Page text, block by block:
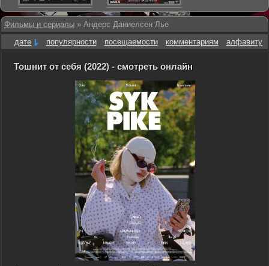
Фильмы и сериалы » Андерс Даниелсен Лье
дате
популярности посещаемости комментариям алфавиту
Тошнит от себя (2022) - смотреть онлайн